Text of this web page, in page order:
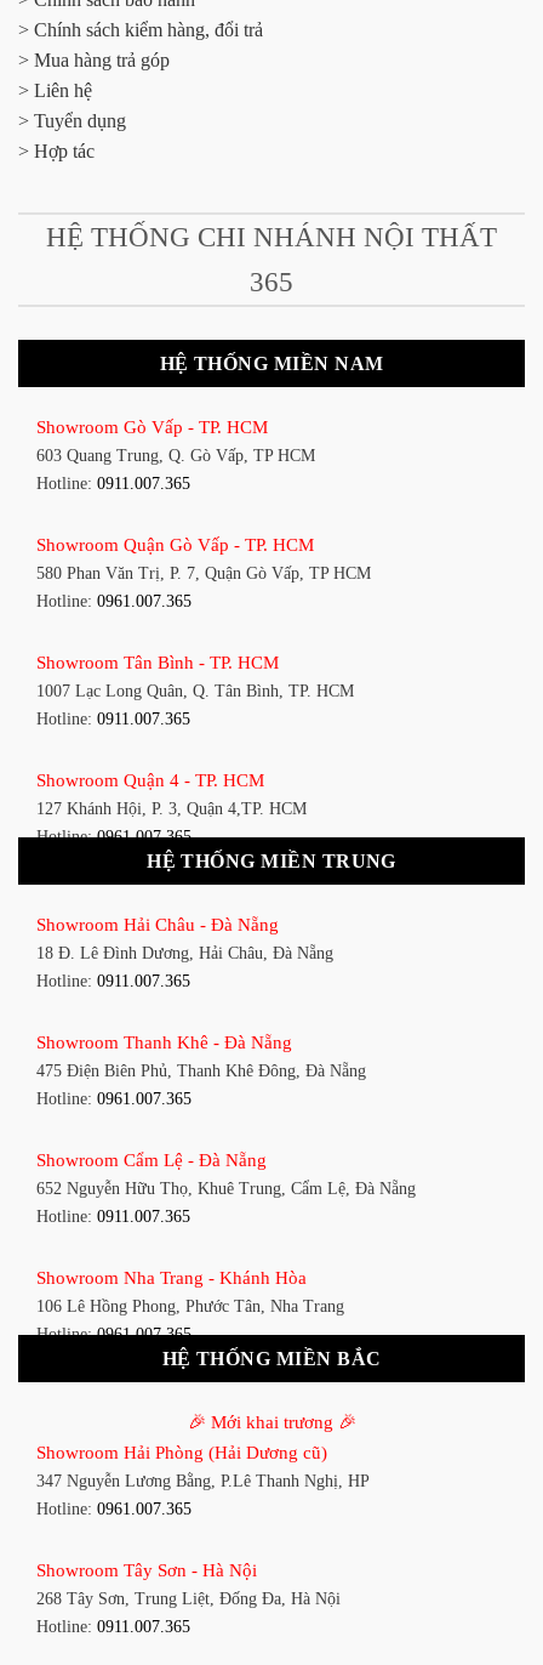
> Chính sách kiểm hàng, đổi trả
> Mua hàng trả góp
> Liên hệ
> Tuyển dụng
> Hợp tác
HỆ THỐNG CHI NHÁNH NỘI THẤT
365
HỆ THỐNG MIỀN NAM
Showroom Gò Vấp - TP. HCM
603 Quang Trung, Q. Gò Vấp, TP HCM
Hotline: 0911.007.365
Showroom Quận Gò Vấp - TP. HCM
580 Phan Văn Trị, P. 7, Quận Gò Vấp, TP HCM
Hotline: 0961.007.365
Showroom Tân Bình - TP. HCM
1007 Lạc Long Quân, Q. Tân Bình, TP. HCM
Hotline: 0911.007.365
Showroom Quận 4 - TP. HCM
127 Khánh Hội, P. 3, Quận 4,TP. HCM
Hotline:0961.007.365
1411 Đường 3/2, P. 16, Quận 11, TP. HCM
Hotline:0911.007.365
1448 Huỳnh Tấn Phát, Phú Thuận, Quận 7, TP HCM
Hotline:0961.007.365
348 Đ. Bạch Đằng, P. 14, Bình Thạnh, TP HCM
Hotline:0911.007.365
591 Hoàng Văn Thụ, P. 4, Tân Bình, TP HCM
Hotline:0961.007.365
Showroom Tân Bình 2 - TP. HCM
Showroom Thuận An - Bình Dương
66 đường DT743, An Phú, Thuận An, Bình Dương
Showroom Biên Hòa - Đồng Nai
452 Nguyễn Ái Quốc, Tân Tiến, TP. Biên Hòa, Đồng Nai
HỆ THỐNG MIỀN TRUNG
Showroom Hải Châu - Đà Nẵng
18 Đ. Lê Đình Dương, Hải Châu, Đà Nẵng
Hotline: 0911.007.365
Showroom Thanh Khê - Đà Nẵng
475 Điện Biên Phủ, Thanh Khê Đông, Đà Nẵng
Hotline: 0961.007.365
Showroom Cẩm Lệ - Đà Nẵng
652 Nguyễn Hữu Thọ, Khuê Trung, Cẩm Lệ, Đà Nẵng
Hotline: 0911.007.365
Showroom Nha Trang - Khánh Hòa
106 Lê Hồng Phong, Phước Tân, Nha Trang
Hotline:0961.007.365
27-29 Nguyễn Sỹ Sách, Hưng Bình, TP Vinh, Nghệ An
Hotline:0911.007.365
Showroom Buôn Ma Thuột
Hotline:0961.007.365
Showroom Thanh Hóa
HỆ THỐNG MIỀN BẮC
🎉 Mới khai trương 🎉
Showroom Hải Phòng (Hải Dương cũ)
347 Nguyễn Lương Bằng, P.Lê Thanh Nghị, HP
Hotline: 0961.007.365
Showroom Tây Sơn - Hà Nội
268 Tây Sơn, Trung Liệt, Đống Đa, Hà Nội
Hotline: 0911.007.365